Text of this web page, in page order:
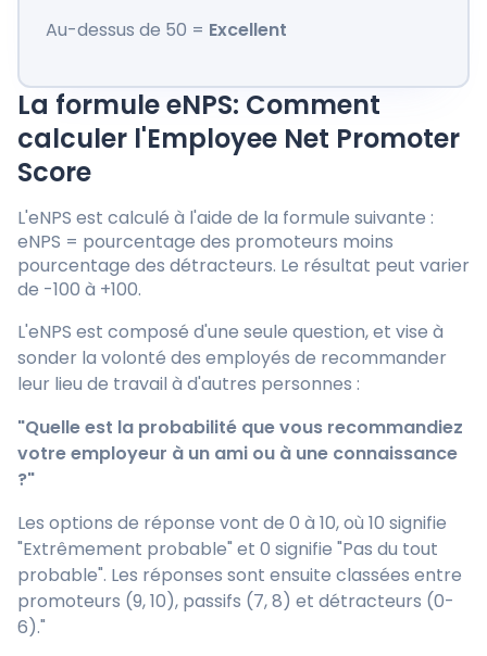
Au-dessus de 50 = Excellent
La formule eNPS: Comment
calculer l'Employee Net Promoter
Score
L'eNPS est calculé à l'aide de la formule suivante :
eNPS = pourcentage des promoteurs moins
pourcentage des détracteurs. Le résultat peut varier
de -100 à +100.
L'eNPS est composé d'une seule question, et vise à
sonder la volonté des employés de recommander
leur lieu de travail à d'autres personnes :
"Quelle est la probabilité que vous recommandiez
votre employeur à un ami ou à une connaissance
?"
Les options de réponse vont de 0 à 10, où 10 signifie
"Extrêmement probable" et 0 signifie "Pas du tout
probable". Les réponses sont ensuite classées entre
promoteurs (9, 10), passifs (7, 8) et détracteurs (0-
6)."